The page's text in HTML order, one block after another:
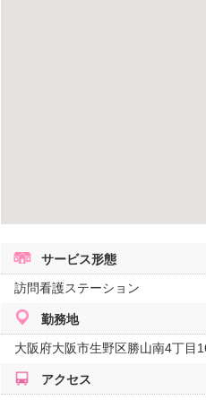
サービス形態
訪問看護ステーション
勤務地
大阪府大阪市生野区勝山南4丁目
アクセス